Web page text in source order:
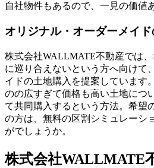
自社物件もあるので、一見の価値
オリジナル・オーダーメイ
株式会社WALLMATE不動産では
に巡り合えないという方へ向けて
イドの土地購入を提案しています
のの広すぎて価格も高い土地につ
て共同購入するという方法。希望
の方は、無料の区割シミュレーシ
がでしょうか。
株式会社WALLMATE